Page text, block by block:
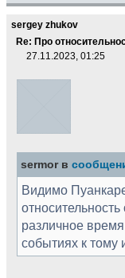
sergey zhukov
Re: Про
27.11.2023, 01:25
sermor в
Видимо
различное
событиях к